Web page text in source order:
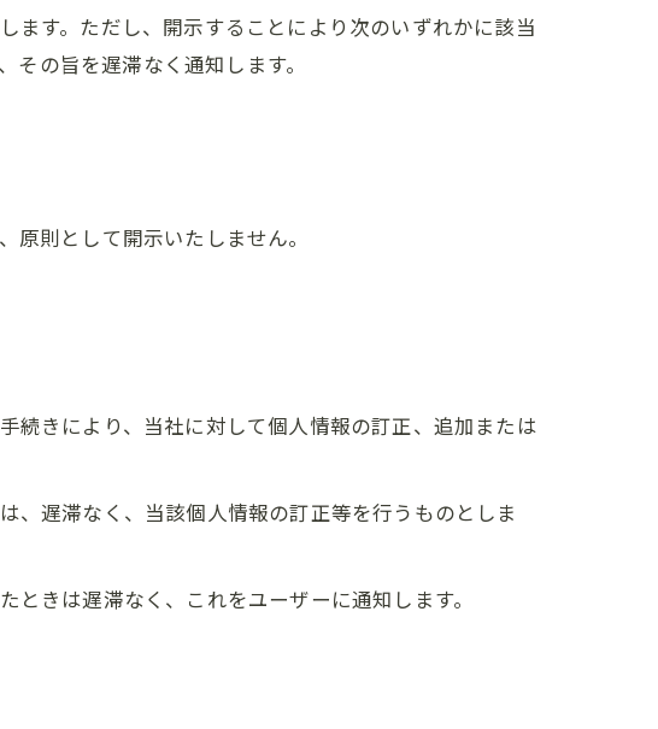
ます。ただし、開示することにより次のいずれかに該当
の旨を遅滞なく通知します。
則として開示いたしません。
続きにより、当社に対して個人情報の訂正、追加または
、遅滞なく、当該個人情報の訂正等を行うものとしま
きは遅滞なく、これをユーザーに通知します。